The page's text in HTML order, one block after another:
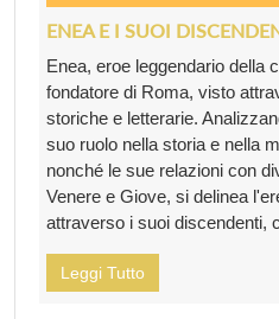
ENEA E I SUOI
Enea, eroe leggendario della
fondatore di Roma, visto
storiche e letterarie.
suo ruolo nella storia e nella
nonché le sue relazioni con
Venere e Giove, si delinea
attraverso i suoi discendenti,
Leggi Tutto